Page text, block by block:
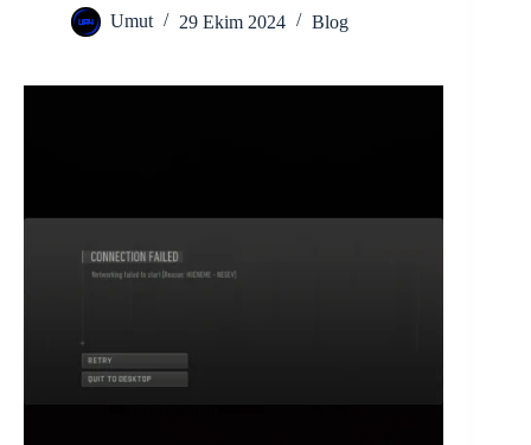
Umut 29 Ekim 2024 Blog